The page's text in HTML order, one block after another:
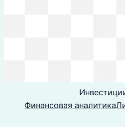
Финансовая аналитика